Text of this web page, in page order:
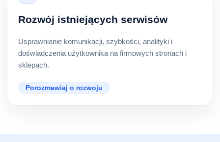
Rozwój istniejących serwisów
Usprawnianie komunikacji, szybkości, analityki i
doświadczenia użytkownika na firmowych stronach i
sklepach.
Porozmawiaj o rozwoju